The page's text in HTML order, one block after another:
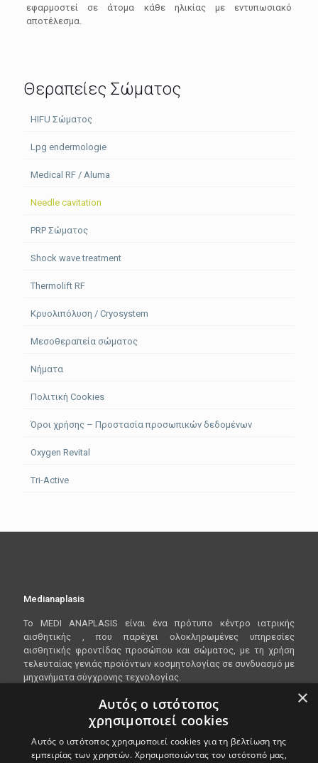
εφαρμοστεί σε άτομα κάθε ηλικίας με εντυπωσιακό
αποτέλεσμα.
Θεραπείες Σώματος
HIFU Σώματος
Lpg endermologie
Medical RF / Aluma
Needle cavitation
PRP Σώματος
Shock wave treatment
Thermolift RF
Κρυολιπόλυση / Cryosystem
Μεσοθεραπεία σώματος
Νήματα
Πολιτική Cookies
Όροι χρήσης – Προστασία προσωπικών δεδομένων
Oxygen Revital
Tri-Active
Medianaplasis
To MEDI ANAPLASIS είναι ένα πρότυπο κέντρο ιατρικής
αισθητικής , που παρέχει ολοκληρωμένες υπηρεσίες
αισθητικής φροντίδας προσώπου και σώματος, με τη χρήση
τελευταίας γενιάς προϊόντων κοσμητολογίας σε συνδυασμό με
μηχανήματα σύγχρονης τεχνολογίας.
Είμαστε ανοικτα Δευτέρα - Παρασκευή 10:00 - 20:00
Λεωφόρος Βασιλίσσης Όλγας 148, 546 45
Θεσσαλονίκη
×
Αυτός ο ιστότοπος
χρησιμοποιεί cookies
Αυτός ο ιστότοπος χρησιμοποιεί cookies για τη βελτίωση της
εμπειρίας των χρηστών. Χρησιμοποιώντας τον ιστότοπό μας,